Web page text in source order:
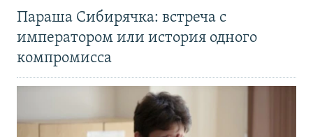
Параша Сибирячка: встреча с
императором или история одного
компромисса